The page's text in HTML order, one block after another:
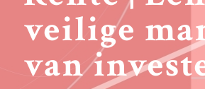
veilige
van